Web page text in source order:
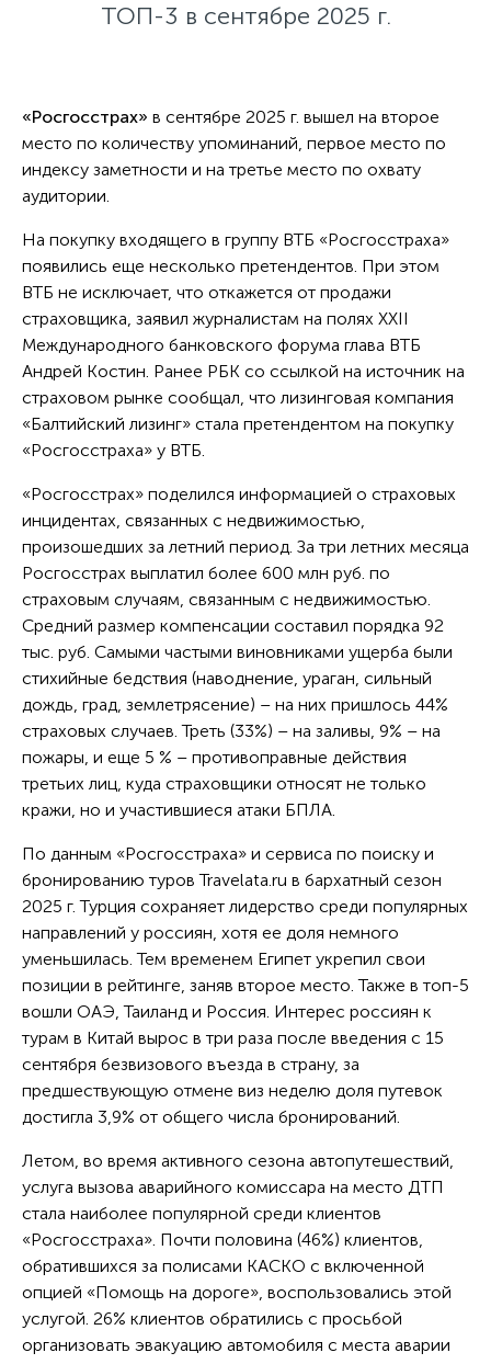
ТОП-3 в сентябре 2025 г.
«Росгосстрах» в сентябре 2025 г. вышел на второе
место по количеству упоминаний, первое место по
индексу заметности и на третье место по охвату
аудитории.
На покупку входящего в группу ВТБ «Росгосстраха»
появились еще несколько претендентов. При этом
ВТБ не исключает, что откажется от продажи
страховщика, заявил журналистам на полях XXII
Международного банковского форума глава ВТБ
Андрей Костин. Ранее РБК со ссылкой на источник на
страховом рынке сообщал, что лизинговая компания
«Балтийский лизинг» стала претендентом на покупку
«Росгосстраха» у ВТБ.
«Росгосстрах» поделился информацией о страховых
инцидентах, связанных с недвижимостью,
произошедших за летний период. За три летних месяца
Росгосстрах выплатил более 600 млн руб. по
страховым случаям, связанным с недвижимостью.
Средний размер компенсации составил порядка 92
тыс. руб. Самыми частыми виновниками ущерба были
стихийные бедствия (наводнение, ураган, сильный
дождь, град, землетрясение) – на них пришлось 44%
страховых случаев. Треть (33%) – на заливы, 9% – на
пожары, и еще 5 % – противоправные действия
третьих лиц, куда страховщики относят не только
кражи, но и участившиеся атаки БПЛА.
По данным «Росгосстраха» и сервиса по поиску и
бронированию туров Travelata.ru в бархатный сезон
2025 г. Турция сохраняет лидерство среди популярных
направлений у россиян, хотя ее доля немного
уменьшилась. Тем временем Египет укрепил свои
позиции в рейтинге, заняв второе место. Также в топ-5
вошли ОАЭ, Таиланд и Россия. Интерес россиян к
турам в Китай вырос в три раза после введения с 15
сентября безвизового въезда в страну, за
предшествующую отмене виз неделю доля путевок
достигла 3,9% от общего числа бронирований.
Летом, во время активного сезона автопутешествий,
услуга вызова аварийного комиссара на место ДТП
стала наиболее популярной среди клиентов
«Росгосстраха». Почти половина (46%) клиентов,
обратившихся за полисами КАСКО с включенной
опцией «Помощь на дороге», воспользовались этой
услугой. 26% клиентов обратились с просьбой
организовать эвакуацию автомобиля с места аварии